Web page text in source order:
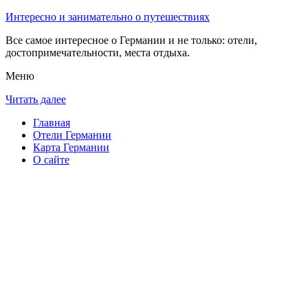
Интересно и занимательно о путешествиях
Все самое интересное о Германии и не только: отели,
достопримечательности, места отдыха.
Меню
Читать далее
Главная
Отели Германии
Карта Германии
О сайте